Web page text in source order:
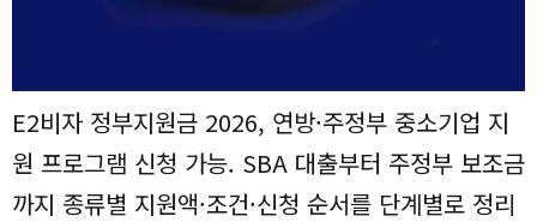
E2비자 정부지원금 2026, 연방·주정부 중소기업 지
원 프로그램 신청 가능. SBA 대출부터 주정부 보조금
까지 종류별 지원액·조건·신청 순서를 단계별로 정리